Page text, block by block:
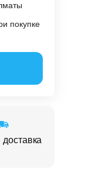
покупке